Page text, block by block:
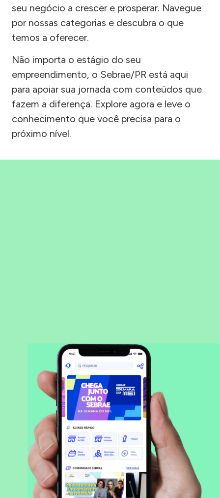
seu negócio a crescer e prosperar. Navegue
por nossas categorias e descubra o que
temos a oferecer.
Não importa o estágio do seu
empreendimento, o Sebrae/PR está aqui
para apoiar sua jornada com conteúdos que
fazem a diferença. Explore agora e leve o
conhecimento que você precisa para o
próximo nível.